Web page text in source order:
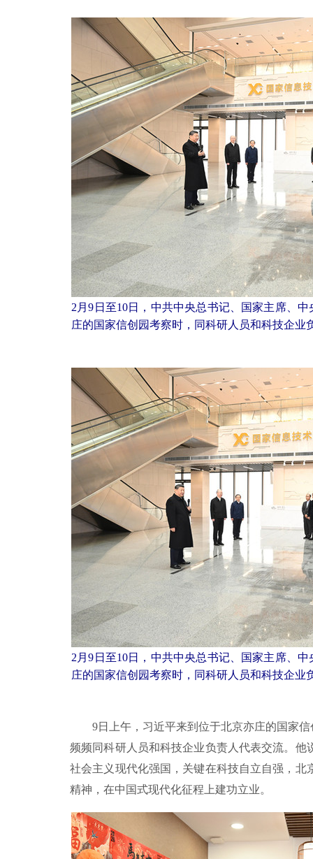
2月9日至10日，中共中央总书记、国家主席、
庄的国家信创园考察时，同科研人员和科技企业
2月9日至10日，中共中央总书记、国家主席、
庄的国家信创园考察时，同科研人员和科技企业
9日上午，习近平来到位于北京亦庄的国家信
频频同科研人员和科技企业负责人代表交流。
社会主义现代化强国，关键在科技自立自强，
精神，在中国式现代化征程上建功立业。